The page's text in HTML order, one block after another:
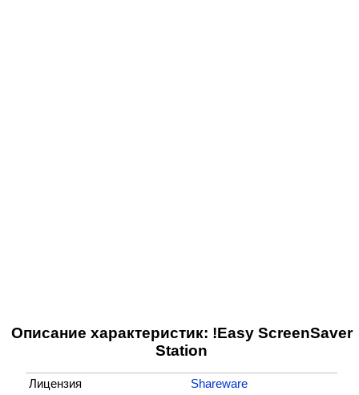
Описание характеристик: !Easy ScreenSaver
Station
Лицензия
Shareware